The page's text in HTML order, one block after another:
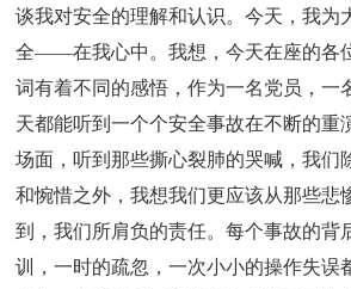
谈我对安全的理解和认识。今天，我为
全——在我心中。我想，今天在座的各
词有着不同的感悟，作为一名党员，一
天都能听到一个个安全事故在不断的重
场面，听到那些撕心裂肺的哭喊，我们
和惋惜之外，我想我们更应该从那些悲
到，我们所肩负的责任。每个事故的背
训，一时的疏忽，一次小小的操作失误